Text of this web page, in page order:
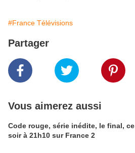
#France Télévisions
Partager
Vous aimerez aussi
Code rouge, série inédite, le final, ce
soir à 21h10 sur France 2